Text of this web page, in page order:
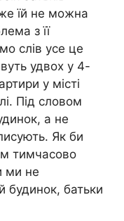
їй не можна
з її
слів усе це
удвох у 4-
у місті
Під словом
а не
Як би
тимчасово
ми не
будинок, батьки